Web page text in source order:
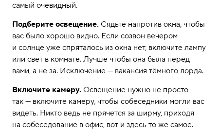
самый очевидный.
Подберите освещение. Сядьте напротив окна, чтобы
вас было хорошо видно. Если созвон вечером
и солнце уже спряталось из окна нет, включите лампу
или свет в комнате. Лучше чтобы она была перед
вами, а не за. Исключение — вакансия тёмного лорда.
Включите камеру. Освещение нужно не просто
так — включите камеру, чтобы собеседники могли вас
видеть. Никто ведь не прячется за ширму, приходя
на собеседование в офис, вот и здесь то же самое.